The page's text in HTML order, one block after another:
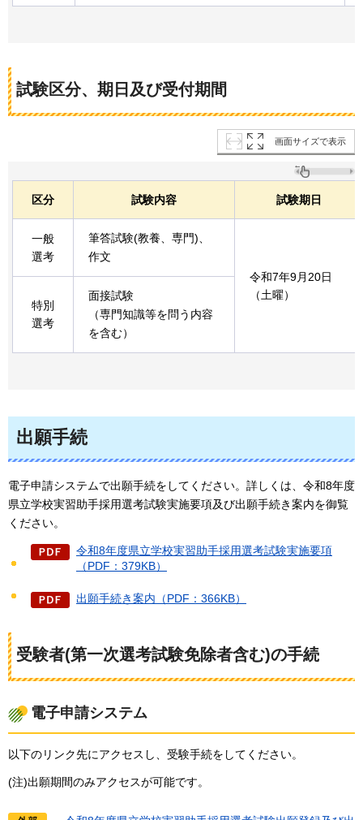
試験区分、期日及び受付期間
画面サイズで表示
区分 試験内容 試験期日
一般
選考
筆答試験(教養、専門)、
作文
令和7年9月20日
（土曜）
特別
選考
面接試験
（専門知識等を問う内容
を含む）
出願手続
電子申請システムで出願手続をしてください。詳しくは、令和8年度
県立学校実習助手採用選考試験実施要項及び出願手続き案内を御覧
ください。
令和8年度県立学校実習助手採用選考試験実施要項
（PDF：379KB）
出願手続き案内（PDF：366KB）
受験者(第一次選考試験免除者含む)の手続
電子申請システム
以下のリンク先にアクセスし、受験手続をしてください。
(注)出願期間のみアクセスが可能です。